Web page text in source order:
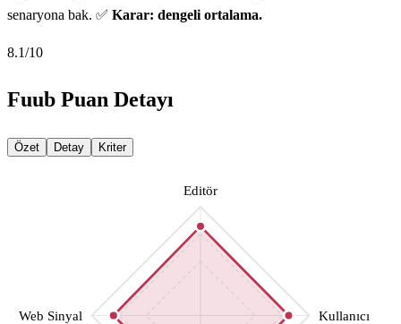
senaryona bak. ✅ Karar: dengeli ortalama.
8.1/10
Fuub Puan Detayı
Özet Detay Kriter
Editör
Kullanıcı
Web Sinyal